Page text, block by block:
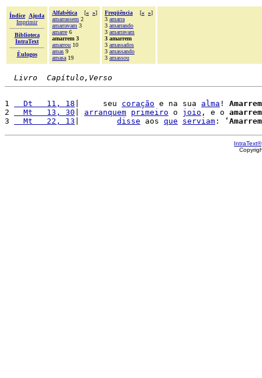
Índice
Ajuda
Imprimir
Biblioteca
IntraText
Èulogos
Alfabética [« »]
amarrassem 2
amarravam 3
amarre 6
amarrem 3
amarrou 10
amas 9
amasa 19
Freqüência [« »]
3 amarra
3 amarrando
3 amarravam
3 amarrem
3 amassados
3 amassando
3 amassou
Livro  Capítulo,Verso
1
  Dt   11, 18
|     seu coração e na sua alma ! Amarrem
2
  Mt   13, 30
arranquem primeiro o joio , e o amarrem
3
  Mt   22, 13
disse aos que serviam : ‘ Amarrem
IntraText®